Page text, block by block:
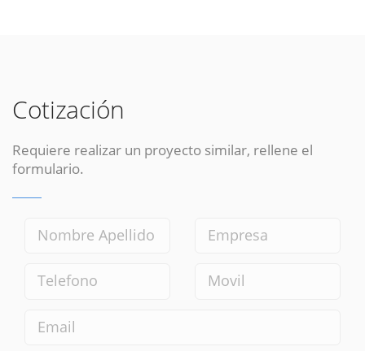
Cotización
Requiere realizar un proyecto similar, rellene el
formulario.